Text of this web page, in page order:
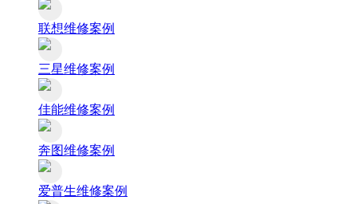
联想维修案例
三星维修案例
佳能维修案例
奔图维修案例
爱普生维修案例